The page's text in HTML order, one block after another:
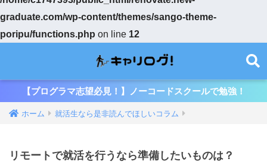
graduate.com/wp-content/themes/sango-theme-
poripu/functions.php on line 12
【プログラマ志望必見！】ノーコードスクールで勉強！
ホーム 就活生なら是非読んでほしいコラム
リモートで就活を行うなら準備したいものは？